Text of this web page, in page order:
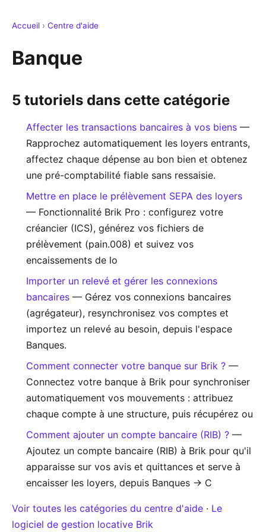
Accueil › Centre d'aide
Banque
5 tutoriels dans cette catégorie
Affecter les transactions bancaires à vos biens —
Rapprochez automatiquement les loyers entrants,
affectez chaque dépense au bon bien et obtenez
une pré-comptabilité fiable sans ressaisie.
Mettre en place le prélèvement SEPA des loyers
— Fonctionnalité Brik Pro : configurez votre
créancier (ICS), générez vos fichiers de
prélèvement (pain.008) et suivez vos
encaissements de lo
Importer un relevé et gérer les connexions
bancaires — Gérez vos connexions bancaires
(agrégateur), resynchronisez vos comptes et
importez un relevé au besoin, depuis l'espace
Banques.
Comment connecter votre banque sur Brik ? —
Connectez votre banque à Brik pour synchroniser
automatiquement vos mouvements : attribuez
chaque compte à une structure, puis récupérez ou
Comment ajouter un compte bancaire (RIB) ? —
Ajoutez un compte bancaire (RIB) à Brik pour qu'il
apparaisse sur vos avis et quittances et serve à
encaisser les loyers, depuis Banques → C
Voir toutes les catégories du centre d'aide · Le
logiciel de gestion locative Brik